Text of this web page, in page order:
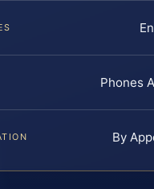
Phones
By